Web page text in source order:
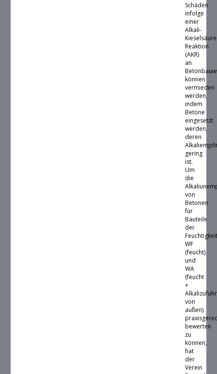
Schäden
infolge
einer
Alkali-
Reaktion
(AKR)
an
können
vermieden
werden,
indem
Betone
eingesetzt
werden,
deren
gering
ist.
Um
die
von
Betonen
für
Bauteile
der
WF
(feucht)
und
WA
(feucht
+
Alkalizufuhr
von
außen)
bewerten
zu
können,
hat
der
Verein